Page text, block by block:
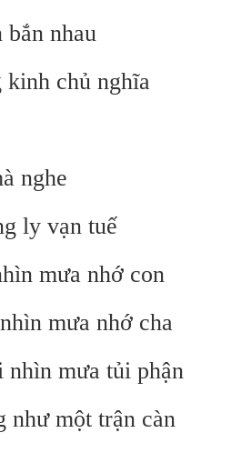
bắn nhau
kinh chủ nghĩa
nghe
ly vạn tuế
mưa nhớ con
mưa nhớ cha
nhìn mưa tủi phận
như một trận càn